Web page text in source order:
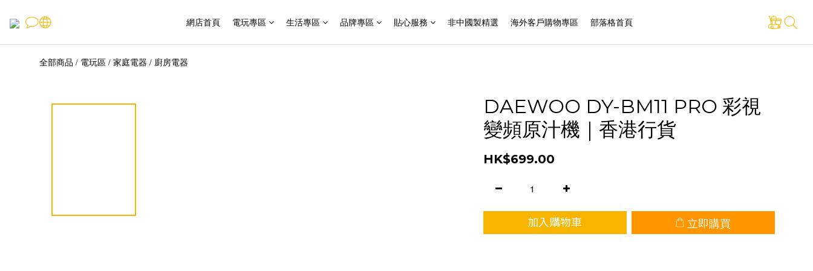
網店首頁 電玩專區 生活專區 品牌專區 貼心服務 非中國製精選 海外客戶購物專區 部落格首頁
全部商品 / 電玩區 / 家庭電器 / 廚房電器
DAEWOO DY-BM11 PRO 彩視
變頻原汁機｜香港行貨
HK$699.00
加入購物車 立即購買